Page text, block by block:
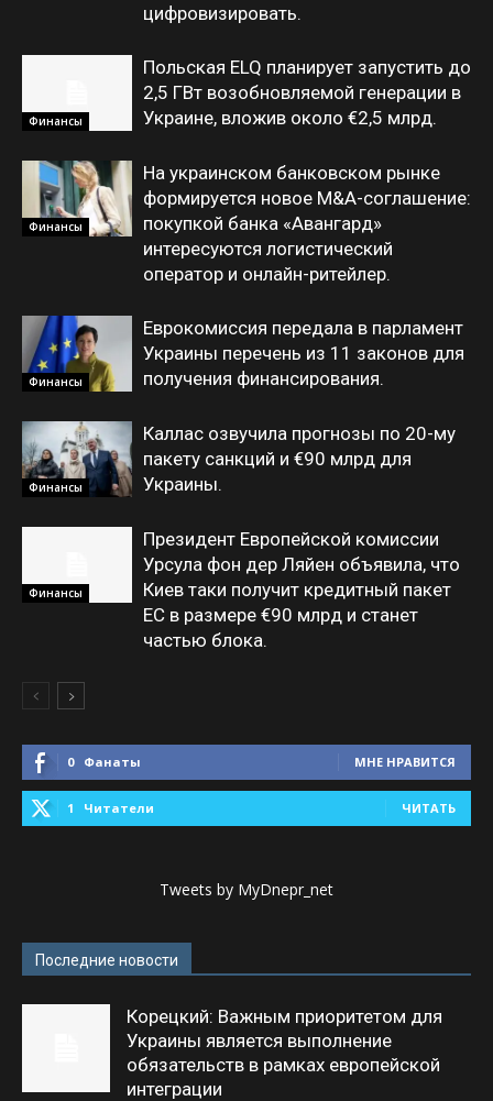
цифровизировать.
Финансы
Польская ELQ планирует запустить до
2,5 ГВт возобновляемой генерации в
Украине, вложив около €2,5 млрд.
Финансы
На украинском банковском рынке
формируется новое M&A-соглашение:
покупкой банка «Авангард»
интересуются логистический
оператор и онлайн-ритейлер.
Финансы
Еврокомиссия передала в парламент
Украины перечень из 11 законов для
получения финансирования.
Финансы
Каллас озвучила прогнозы по 20-му
пакету санкций и €90 млрд для
Украины.
Финансы
Президент Европейской комиссии
Урсула фон дер Ляйен объявила, что
Киев таки получит кредитный пакет
ЕС в размере €90 млрд и станет
частью блока.
0 Фанаты МНЕ НРАВИТСЯ
1 Читатели ЧИТАТЬ
Tweets by MyDnepr_net
Последние новости
Корецкий: Важным приоритетом для
Украины является выполнение
обязательств в рамках европейской
интеграции